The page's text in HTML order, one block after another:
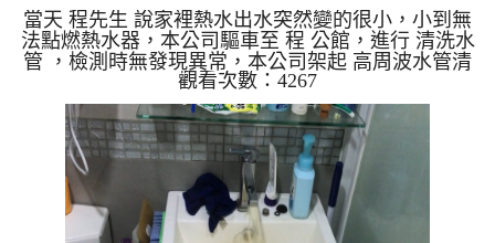
清洗
當天 程先生 說家裡熱水出水突然變的很小，小到無
法點燃熱水器，本公司驅車至 程 公館，進行 清洗水
管 ，檢測時無發現異常，本公司架起 高周波水管清
洗機，注入 檸檬酸液 至水管裡面，等了約20分，開
啟 水管清洗機 ，開啟 周波 模式，開始把水管內的污
垢及異物沖出來，一開始就噴出黃黃的髒水，源源不
絕，程先生覺得相當噁心，清洗約一小時後，程先
生 很高興熱水恢復正常了!! 如是自來水，如水管老
化，會產生鐵鏽跟泥沙堆積，洗出來的水就會是咖啡
色，地下水含有氧化錳，管壁上會結成黑色管垢，洗
出來的水會跟石...
觀看次數：4267